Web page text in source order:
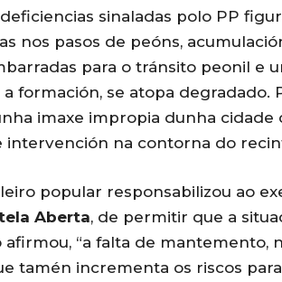
sinaladas polo PP
nos pasos de peóns,
para o tránsito peonil e
formación, se atopa degradado.
imaxe impropia dunha
intervención na contorna do
popular responsabilizou ao
Aberta, de permitir que a
afirmou, “a falta de mantemento,
tamén incrementa os riscos